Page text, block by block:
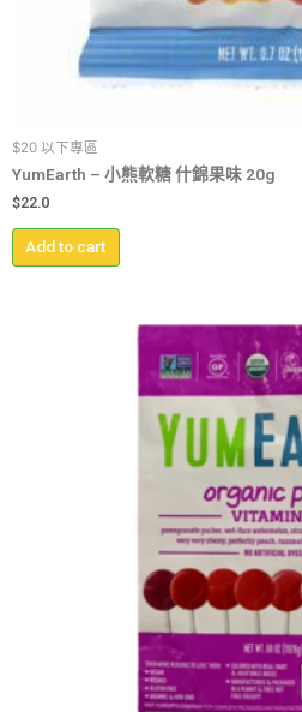
$20 以下專區
YumEarth – 小熊軟糖 什錦果味 20g
$22.0
Add to cart